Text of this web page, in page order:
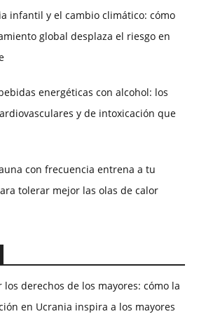
infantil y el cambio climático: cómo
global desplaza el riesgo en
energéticas con alcohol: los
y de intoxicación que
con frecuencia entrena a tu
tolerar mejor las olas de calor
los derechos de los mayores: cómo la
en Ucrania inspira a los mayores